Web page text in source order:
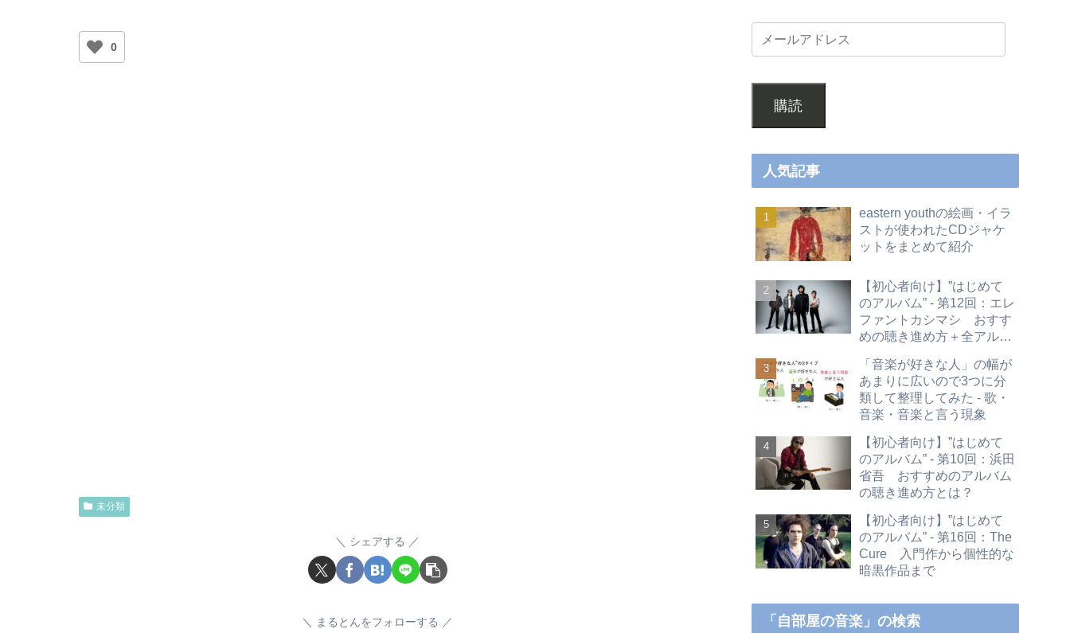
0
未分類
シェアする
まるとんをフォローする
購読
人気記事
eastern youthの絵画・イラ
ストが使われたCDジャケ
ットをまとめて紹介
【初心者向け】”はじめて
のアルバム” - 第12回：エレ
ファントカシマシ おすす
めの聴き進め方＋全アルバ
「音楽が好きな人」の幅が
あまりに広いので3つに分
類して整理してみた - 歌・
音楽・音楽と言う現象
【初心者向け】”はじめて
のアルバム” - 第10回：浜田
省吾 おすすめのアルバム
の聴き進め方とは？
【初心者向け】”はじめて
のアルバム” - 第16回：The
Cure 入門作から個性的な
暗黒作品まで
「自部屋の音楽」の検索